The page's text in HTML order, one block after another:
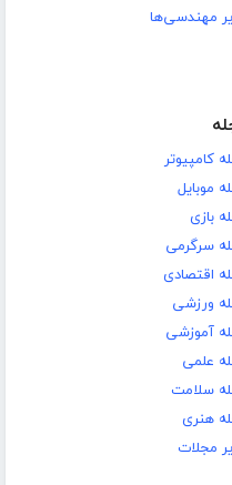
مهندسی‌ها
کامپیوتر
موبایل
بازی
سرگرمی
اقتصادی
ورزشی
آموزشی
علمی
سلامت
هنری
مجلات